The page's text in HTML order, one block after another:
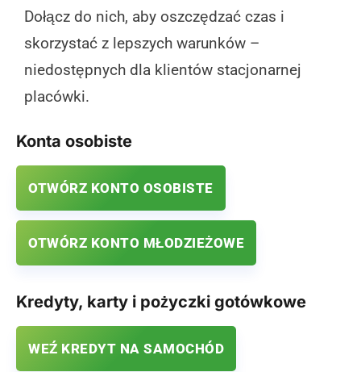
Dołącz do nich, aby oszczędzać czas i
skorzystać z lepszych warunków –
niedostępnych dla klientów stacjonarnej
placówki.
Konta osobiste
OTWÓRZ KONTO OSOBISTE
OTWÓRZ KONTO MŁODZIEŻOWE
Kredyty, karty i pożyczki gotówkowe
WEŹ KREDYT NA SAMOCHÓD